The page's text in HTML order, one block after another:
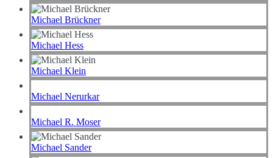
Michael Brückner
Michael Hess
Michael Klein
Michael Nerurkar
Michael R. Moser
Michael Sander